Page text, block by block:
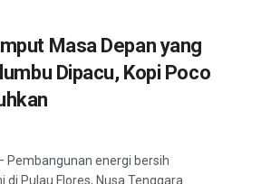
Masa Depan yang
Dipacu, Kopi Poco
Pembangunan energi bersih
di Pulau Flores, Nusa Tenggara